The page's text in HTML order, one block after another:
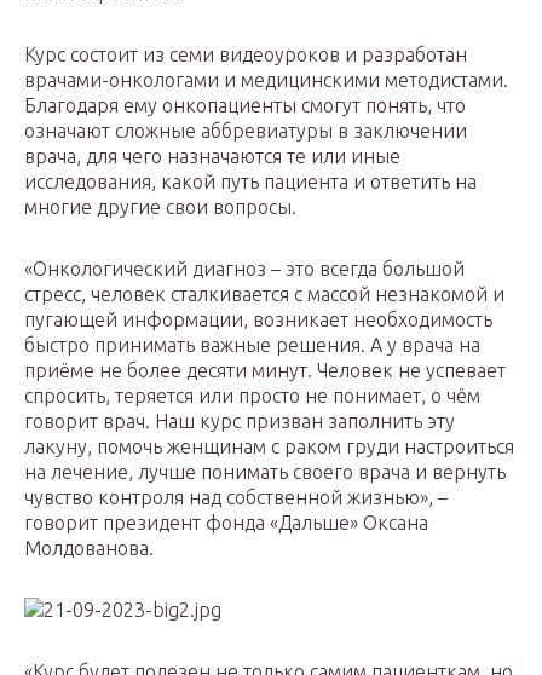
Курс состоит из семи видеоуроков и разработан
врачами-онкологами и медицинскими методистами.
Благодаря ему онкопациенты смогут понять, что
означают сложные аббревиатуры в заключении
врача, для чего назначаются те или иные
исследования, какой путь пациента и ответить на
многие другие свои вопросы.
«Онкологический диагноз – это всегда большой
стресс, человек сталкивается с массой незнакомой и
пугающей информации, возникает необходимость
быстро принимать важные решения. А у врача на
приёме не более десяти минут. Человек не успевает
спросить, теряется или просто не понимает, о чём
говорит врач. Наш курс призван заполнить эту
лакуну, помочь женщинам с раком груди настроиться
на лечение, лучше понимать своего врача и вернуть
чувство контроля над собственной жизнью», –
говорит президент фонда «Дальше» Оксана
Молдованова.